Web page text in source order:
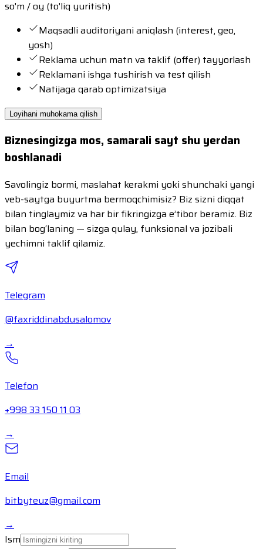
so'm / oy (to'liq yuritish)
Maqsadli auditoriyani aniqlash (interest, geo,
yosh)
Reklama uchun matn va taklif (offer) tayyorlash
Reklamani ishga tushirish va test qilish
Natijaga qarab optimizatsiya
Loyihani muhokama qilish
Biznesingizga mos, samarali sayt shu yerdan
boshlanadi
Savolingiz bormi, maslahat kerakmi yoki shunchaki yangi
veb-saytga buyurtma bermoqchimisiz? Biz sizni diqqat
bilan tinglaymiz va har bir fikringizga e’tibor beramiz. Biz
bilan bog‘laning — sizga qulay, funksional va jozibali
yechimni taklif qilamiz.
Telegram
@faxriddinabdusalomov
→
Telefon
+998 33 150 11 03
→
Email
bitbyteuz@gmail.com
→
Ism